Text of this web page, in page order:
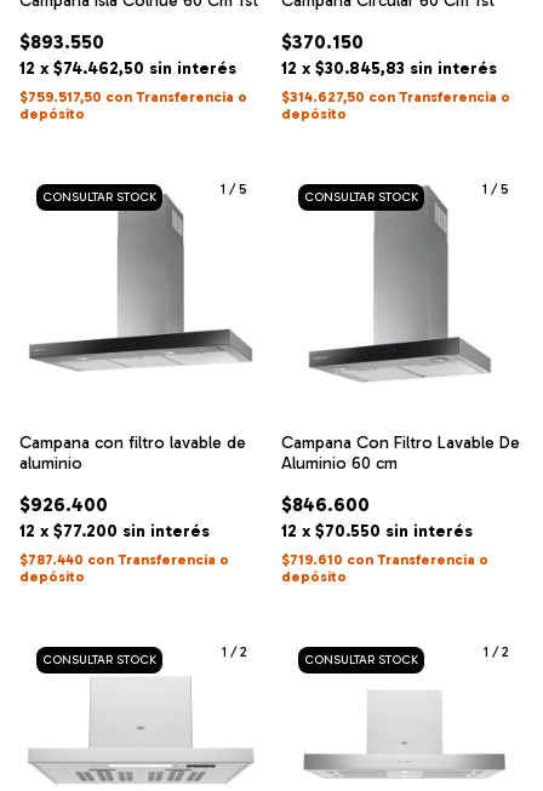
$893.550
12 x $74.462,50 sin interés
$759.517,50 con Transferencia o
depósito
$370.150
12 x $30.845,83 sin interés
$314.627,50 con Transferencia o
depósito
1 /5
Campana con filtro lavable de
aluminio
$926.400
12 x $77.200 sin interés
$787.440 con Transferencia o
depósito
1 /5
Campana Con Filtro Lavable De
Aluminio 60 cm
$846.600
12 x $70.550 sin interés
$719.610 con Transferencia o
depósito
1 /2 1 /2